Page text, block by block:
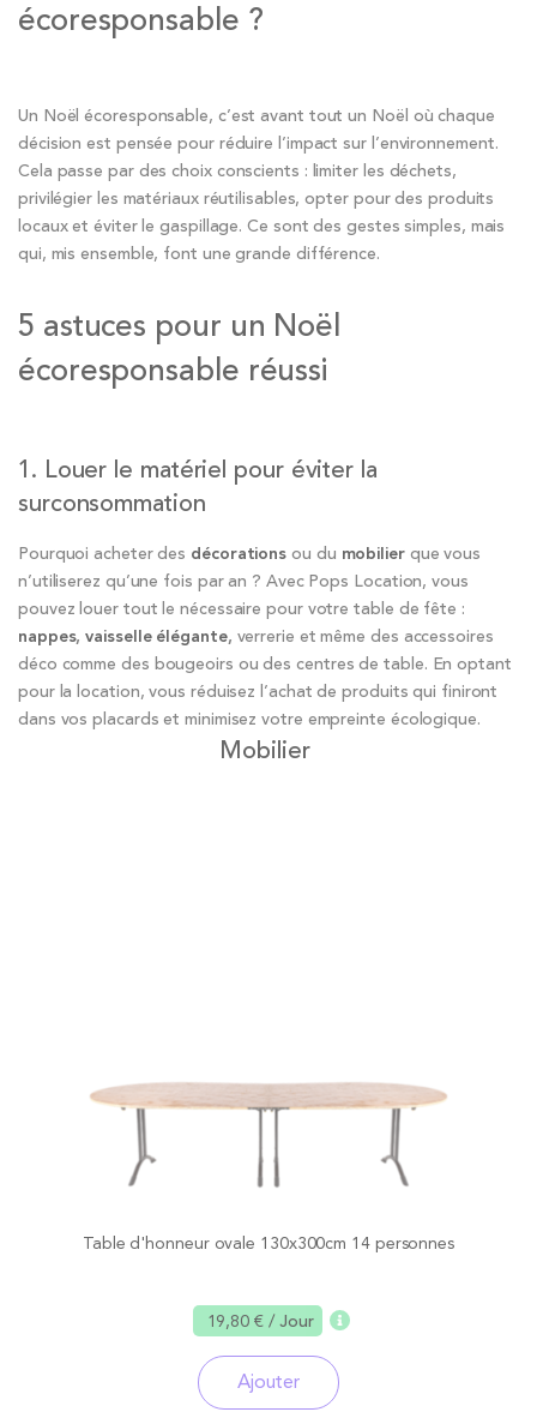
écoresponsable ?
Un Noël écoresponsable, c’est avant tout un Noël où chaque
décision est pensée pour réduire l’impact sur l’environnement.
Cela passe par des choix conscients : limiter les déchets,
privilégier les matériaux réutilisables, opter pour des produits
locaux et éviter le gaspillage. Ce sont des gestes simples, mais
qui, mis ensemble, font une grande différence.
5 astuces pour un Noël
écoresponsable réussi
1. Louer le matériel pour éviter la
surconsommation
Pourquoi acheter des décorationsou du mobilierque vous
n’utiliserez qu’une fois par an ? Avec Pops Location, vous
pouvez louer tout le nécessaire pour votre table de fête :
nappes,vaisselle élégante, verrerie et même des accessoires
déco comme des bougeoirs ou des centres de table. En optant
pour la location, vous réduisez l’achat de produits qui finiront
dans vos placards et minimisez votre empreinte écologique.
Mobilier
Table d'honneur ovale 130x300cm 14 personnes
19,80 €/ Jour
Ajouter